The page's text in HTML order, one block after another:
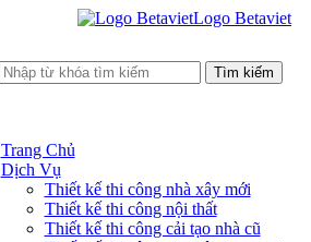
Logo Betaviet
Trang Chủ
Dịch Vụ
Thiết kế thi công nhà xây mới
Thiết kế thi công nội thất
Thiết kế thi công cải tạo nhà cũ